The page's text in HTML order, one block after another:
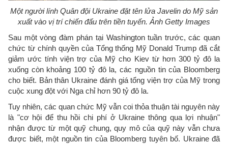
Một người lính Quân đội Ukraine đặt tên lửa Javelin do Mỹ sản
xuất vào vị trí chiến đấu trên tiền tuyến. Ảnh Getty Images
Sau một vòng đàm phán tại Washington tuần trước, các quan
chức từ chính quyền của Tổng thống Mỹ Donald Trump đã cắt
giảm ước tính viện trợ của Mỹ cho Kiev từ hơn 300 tỷ đô la
xuống còn khoảng 100 tỷ đô la, các nguồn tin của Bloomberg
cho biết. Bản thân Ukraine đánh giá tổng viện trợ của Mỹ trong
cuộc xung đột với Nga chỉ hơn 90 tỷ đô la.
Tuy nhiên, các quan chức Mỹ vẫn coi thỏa thuận tài nguyên này
là "cơ hội để thu hồi chi phí ở Ukraine thông qua lợi nhuận"
nhận được từ một quỹ chung, quy mô của quỹ này vẫn chưa
được biết, một nguồn tin của Bloomberg tuyên bố. Ukraine đã